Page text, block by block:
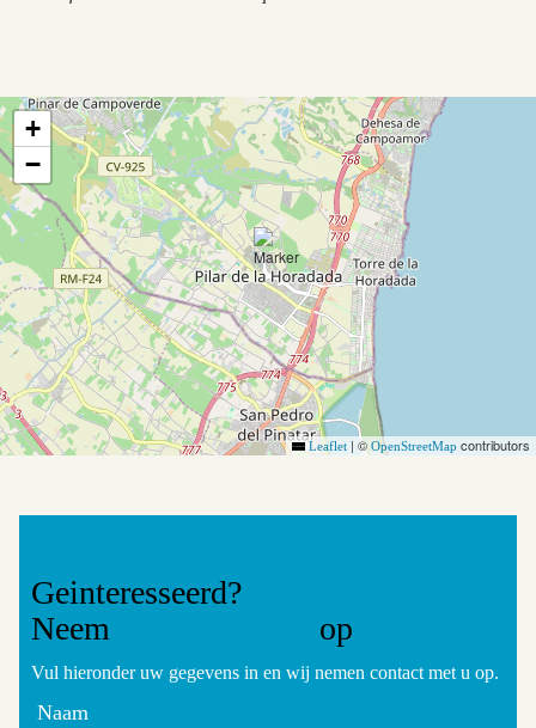
+
−
Leaflet | © OpenStreetMap contributors
Geinteresseerd?
Neem
op
Vul hieronder uw gegevens in en wij nemen contact met u op.
Naam